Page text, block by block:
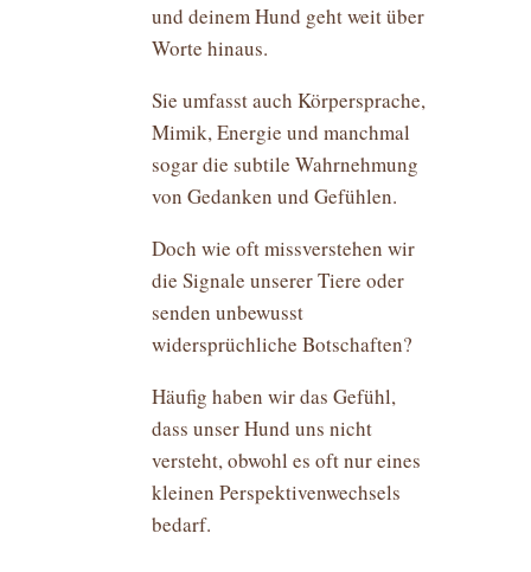
und deinem Hund geht weit über
Worte hinaus.
Sie umfasst auch Körpersprache,
Mimik, Energie und manchmal
sogar die subtile Wahrnehmung
von Gedanken und Gefühlen.
Doch wie oft missverstehen wir
die Signale unserer Tiere oder
senden unbewusst
widersprüchliche Botschaften?
Häufig haben wir das Gefühl,
dass unser Hund uns nicht
versteht, obwohl es oft nur eines
kleinen Perspektivenwechsels
bedarf.